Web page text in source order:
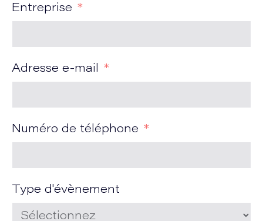
Entreprise
Adresse e-mail
Numéro de téléphone
Type d'évènement